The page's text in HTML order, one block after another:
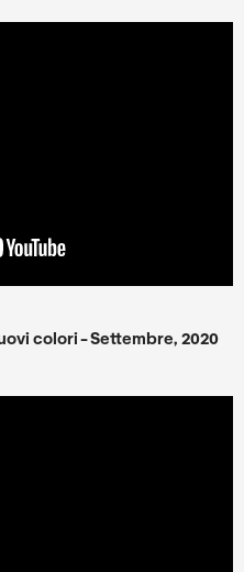
colori - Settembre, 2020